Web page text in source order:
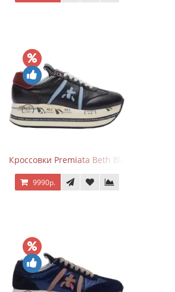
Кроссовки Premiata Beth Black Blue
9990р.